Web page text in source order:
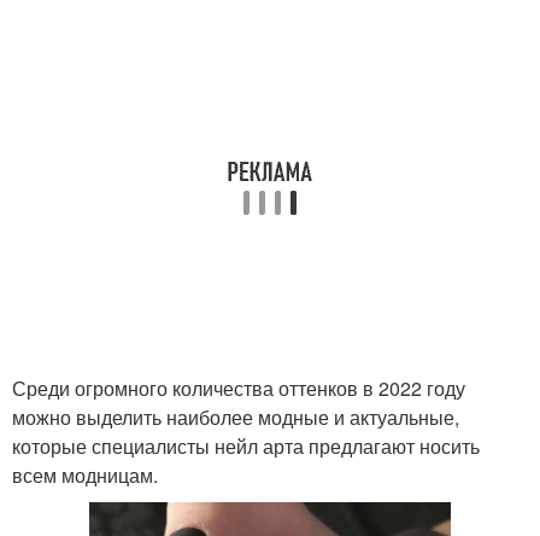
Среди огромного количества оттенков в 2022 году
можно выделить наиболее модные и актуальные,
которые специалисты нейл арта предлагают носить
всем модницам.